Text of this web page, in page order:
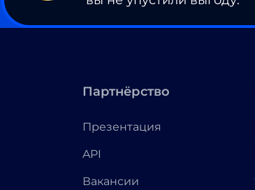
Партнёрство
Презентация
API
Вакансии